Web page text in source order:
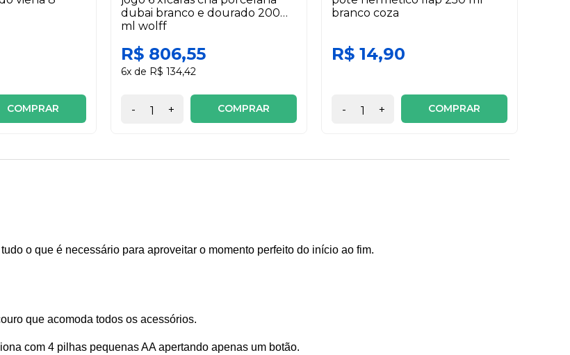
COMPRAR
dubai branco e dourado 200
ml wolff
R$ 806,55
6x de R$ 134,42
- + COMPRAR
branco coza
R$ 14,90
- + COMPRAR
o que é necessário para aproveitar o momento perfeito do início ao fim.
que acomoda todos os acessórios.
com 4 pilhas pequenas AA apertando apenas um botão.